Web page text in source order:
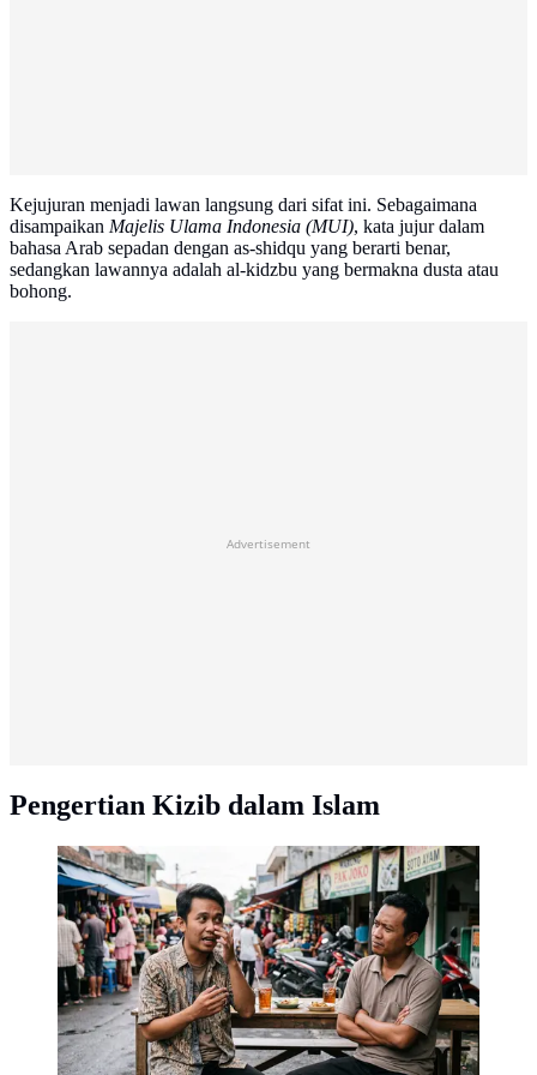
Kejujuran menjadi lawan langsung dari sifat ini. Sebagaimana
disampaikan Majelis Ulama Indonesia (MUI), kata jujur dalam
bahasa Arab sepadan dengan as-shidqu yang berarti benar,
sedangkan lawannya adalah al-kidzbu yang bermakna dusta atau
bohong.
Advertisement
Pengertian Kizib dalam Islam
Pengertian Kizib dalam Islam (AI Generated)